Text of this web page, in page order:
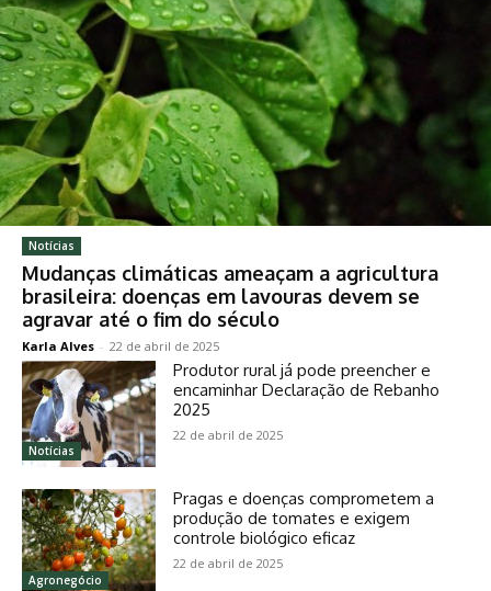
Notícias
Mudanças climáticas ameaçam a agricultura
brasileira: doenças em lavouras devem se
agravar até o fim do século
Karla Alves - 22 de abril de 2025
Notícias
Produtor rural já pode preencher e
encaminhar Declaração de Rebanho
2025
22 de abril de 2025
Agronegócio
Pragas e doenças comprometem a
produção de tomates e exigem
controle biológico eficaz
22 de abril de 2025